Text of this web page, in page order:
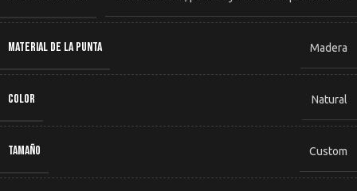
MATERIAL DE LA PUNTA Madera
COLOR Natural
TAMAÑO Custom